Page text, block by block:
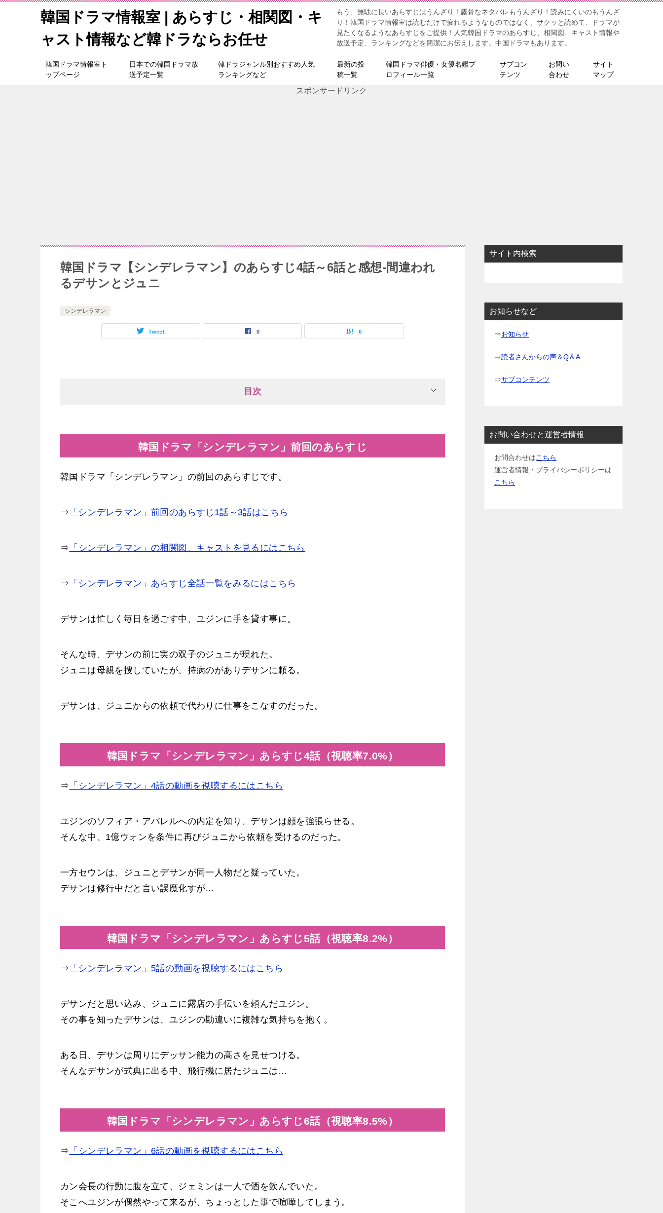
韓国ドラマ情報室 | あらすじ・相関図・キ
ャスト情報など韓ドラならお任せ
もう、無駄に長いあらすじはうんざり！露骨なネタバレもうんざり！読みにくいのもうんざ
り！韓国ドラマ情報室は読むだけで疲れるようなものではなく、サクッと読めて、ドラマが
見たくなるようなあらすじをご提供！人気韓国ドラマのあらすじ、相関図、キャスト情報や
放送予定、ランキングなどを簡潔にお伝えします。中国ドラマもあります。
韓国ドラマ情報室ト
ップページ
日本での韓国ドラマ放
送予定一覧
韓ドラジャンル別おすすめ人気
ランキングなど
最新の投
稿一覧
韓国ドラマ俳優・女優名鑑プ
ロフィール一覧
サブコン
テンツ
お問い
合わせ
サイト
マップ
スポンサードリンク
韓国ドラマ【シンデレラマン】のあらすじ4話～6話と感想-間違われ
るデサンとジュニ
シンデレラマン
Tweet 0 0
目次
韓国ドラマ「シンデレラマン」前回のあらすじ
韓国ドラマ「シンデレラマン」の前回のあらすじです。
⇒ 「シンデレラマン」前回のあらすじ1話～3話はこちら
⇒ 「シンデレラマン」の相関図、キャストを見るにはこちら
⇒ 「シンデレラマン」あらすじ全話一覧をみるにはこちら
デサンは忙しく毎日を過ごす中、ユジンに手を貸す事に。
そんな時、デサンの前に実の双子のジュニが現れた。
ジュニは母親を捜していたが、持病のがありデサンに頼る。
デサンは、ジュニからの依頼で代わりに仕事をこなすのだった。
韓国ドラマ「シンデレラマン」あらすじ4話（視聴率7.0%）
⇒ 「シンデレラマン」4話の動画を視聴するにはこちら
ユジンのソフィア・アパレルへの内定を知り、デサンは顔を強張らせる。
そんな中、1億ウォンを条件に再びジュニから依頼を受けるのだった。
一方セウンは、ジュニとデサンが同一人物だと疑っていた。
デサンは修行中だと言い誤魔化すが…
韓国ドラマ「シンデレラマン」あらすじ5話（視聴率8.2%）
⇒ 「シンデレラマン」5話の動画を視聴するにはこちら
デサンだと思い込み、ジュニに露店の手伝いを頼んだユジン。
その事を知ったデサンは、ユジンの勘違いに複雑な気持ちを抱く。
ある日、デサンは周りにデッサン能力の高さを見せつける。
そんなデサンが式典に出る中、飛行機に居たジュニは…
韓国ドラマ「シンデレラマン」あらすじ6話（視聴率8.5%）
⇒ 「シンデレラマン」6話の動画を視聴するにはこちら
カン会長の行動に腹を立て、ジェミンは一人で酒を飲んでいた。
そこへユジンが偶然やって来るが、ちょっとした事で喧嘩してしまう。
サイト内検索
お知らせなど
⇒お知らせ
⇒読者さんからの声＆Q＆A
⇒サブコンテンツ
お問い合わせと運営者情報
お問合わせはこちら
運営者情報・プライバシーポリシーは
こちら